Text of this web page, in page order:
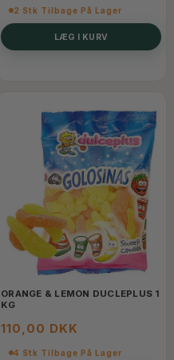
2 Stk Tilbage På Lager
LÆG I KURV
ORANGE & LEMON DUCLEPLUS 1
KG
110,00 DKK
4 Stk Tilbage På Lager